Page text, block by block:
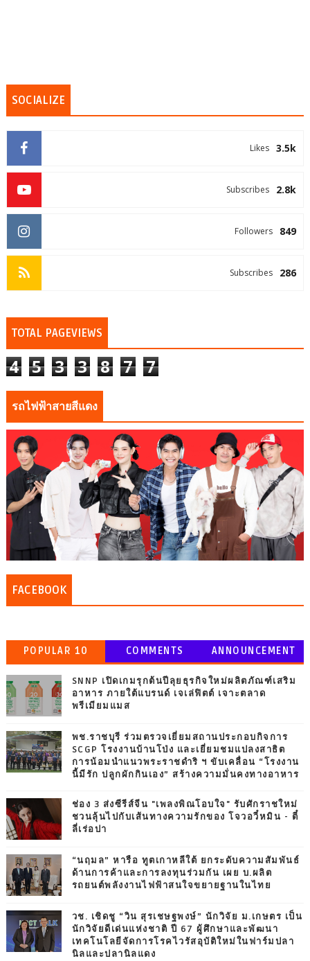
SOCIALIZE
3.5k
Likes
2.8k
Subscribes
849
Followers
286
Subscribes
TOTAL PAGEVIEWS
4 5 3 3 8 7 7
รถไฟฟ้าสายสีแดง
FACEBOOK
POPULAR 10 COMMENTS ANNOUNCEMENT
SNNP เปิดเกมรุกต้นปีลุยธุรกิจใหม่ผลิตภัณฑ์เสริม
อาหาร ภายใต้แบรนด์ เจเล่ฟิตต์ เจาะตลาด
พรีเมียมแมส
พช.ราชบุรี ร่วมตรวจเยี่ยมสถานประกอบกิจการ
SCGP โรงงานบ้านโป่ง และเยี่ยมชมแปลงสาธิต
การน้อมนำแนวพระราชดำริ ฯ ขับเคลื่อน “โรงงาน
นี้มีรัก ปลูกผักกินเอง” สร้างความมั่นคงทางอาหาร
ช่อง 3 ส่งซีรีส์จีน "เพลงพิณโอบใจ" รับศักราชใหม่
ชวนลุ้นไปกับเส้นทางความรักของ โจวอวี๋หมิน - ตี๋
ลี่เร่อปา
“นฤมล” หารือ ทูตเกาหลีใต้ ยกระดับความสัมพันธ์
ด้านการค้าและการลงทุนร่วมกัน เผย บ.ผลิต
รถยนต์พลังงานไฟฟ้าสนใจขยายฐานในไทย
วช. เชิดชู “วิน สุรเชษฐพงษ์” นักวิจัย ม.เกษตร เป็น
นักวิจัยดีเด่นแห่งชาติ ปี 67 ผู้ศึกษาและพัฒนา
เทคโนโลยีจัดการโรคไวรัสอุบัติใหม่ในฟาร์มปลา
นิลและปลานิลแดง